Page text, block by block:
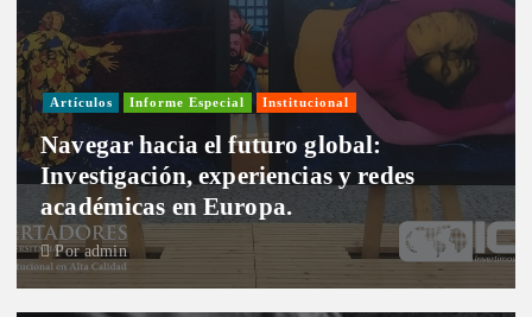
Artículos Informe Especial Institucional
Navegar hacia el futuro global:
Investigación, experiencias y redes
académicas en Europa.
Poradmin